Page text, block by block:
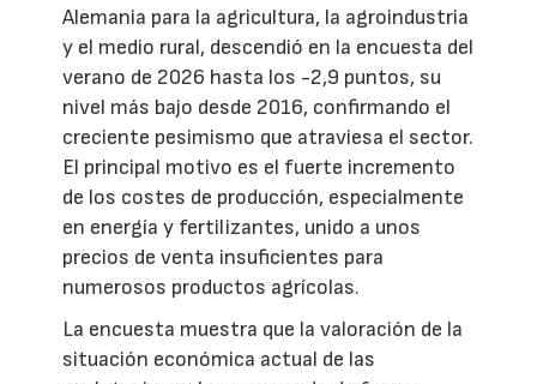
Alemania para la agricultura, la agroindustria
y el medio rural, descendió en la encuesta del
verano de 2026 hasta los -2,9 puntos, su
nivel más bajo desde 2016, confirmando el
creciente pesimismo que atraviesa el sector.
El principal motivo es el fuerte incremento
de los costes de producción, especialmente
en energía y fertilizantes, unido a unos
precios de venta insuficientes para
numerosos productos agrícolas.
La encuesta muestra que la valoración de la
situación económica actual de las